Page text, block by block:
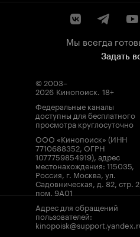
Мы всегда
Задать
© 2003–
2026 Кинопоиск. 18+
Федеральные каналы
доступны для бесплатного
просмотра круглосуточно
ООО «Кинопоиск» (ИНН
7710688352, ОГРН
1077759854919), адрес
местонахождения: 115035,
Россия, г. Москва, ул.
Садовническая, д. 82, стр.
пом. 9А01
Адрес для обращений
пользователей: